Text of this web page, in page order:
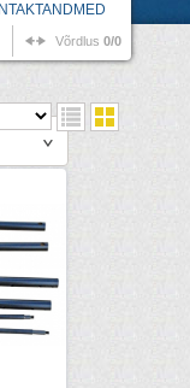
Võrdlus 0/0